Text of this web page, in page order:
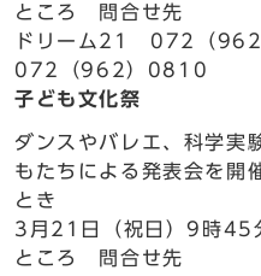
ところ 問合せ先
ドリーム21 072（962
072（962）0810
子ども文化祭
ダンスやバレエ、科学実
もたちによる発表会を開
とき
3月21日（祝日）9時45
ところ 問合せ先